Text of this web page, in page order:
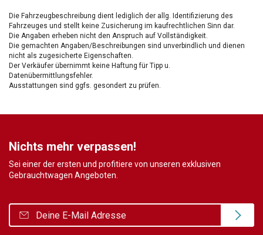
Die Fahrzeugbeschreibung dient lediglich der allg. Identifizierung des
Fahrzeuges und stellt keine Zusicherung im kaufrechtlichen Sinn dar.
Die Angaben erheben nicht den Anspruch auf Vollständigkeit.
Die gemachten Angaben/Beschreibungen sind unverbindlich und dienen
nicht als zugesicherte Eigenschaften.
Der Verkäufer übernimmt keine Haftung für Tipp u.
Datenübermittlungsfehler.
Ausstattungen sind ggfs. gesondert zu prüfen.
Nichts mehr verpassen!
Sei einer der ersten und profitiere von unseren exklusiven
Gebrauchtwagen Angeboten.